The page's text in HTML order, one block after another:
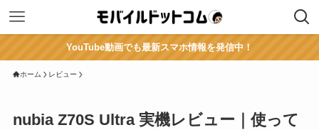
YouTube動画でも最新スマホ情報を発信中！
ホーム レビュー
nubia Z70S Ultra 実機レビュー｜使って